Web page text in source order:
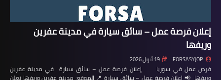
إعلان فرصة عمل – سائق سيارة في مدينة عفرين
وريفها
FORSASYJOP 19 أبريل 2026
فرص عمل في سوريا إعلان فرصة عمل – سائق سيارة في مدينة عفرين